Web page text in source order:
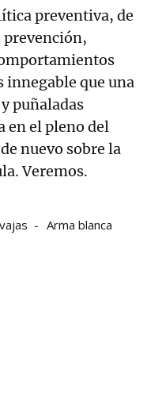
preventiva, de
prevención,
innegable que una
puñaladas
en el pleno del
nuevo sobre la
Veremos.
Arma blanca